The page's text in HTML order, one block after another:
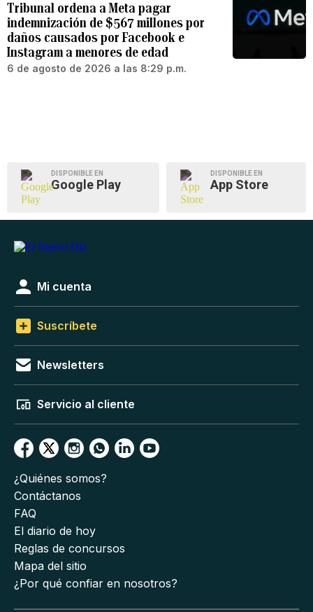
Tribunal ordena a Meta pagar
indemnización de $567 millones por
daños causados por Facebook e
Instagram a menores de edad
6 de agosto de 2026 a las 8:29 p.m.
DISPONIBLE EN
Google Play
DISPONIBLE EN
App Store
Mi cuenta
Suscríbete
Newsletters
Servicio al cliente
¿Quiénes somos?
Contáctanos
FAQ
El diario de hoy
Reglas de concursos
Mapa del sitio
¿Por qué confiar en nosotros?